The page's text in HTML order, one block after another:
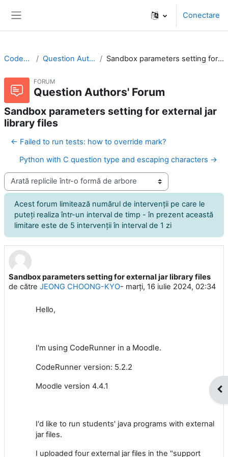
Conectare
CodeRunner Question Authors' Forum Sandbox parameters setting for external jar library files
FORUM
Question Authors' Forum
Sandbox parameters setting for external jar
library files
← Failed to run tests: how to override mark?
Python with C question type and escaping characters →
Afişează mod
Acest forum limitează numărul de intervenţii pe care le
puteţi realiza într-un interval de timp - în prezent această
limitare este de 5 intervenţii în interval de 1 zi
Sandbox parameters setting for external jar library files
de către JEONG CHOONG-KYO- marți, 16 iulie 2024, 02:34
Număr de răspunsuri: 2
Hello,
I'm using CodeRunner in a Moodle.
CodeRunner version: 5.2.2
Moodle version 4.4.1
I'd like to run students' java programs with external
jar files.
I uploaded four external jar files in the "support